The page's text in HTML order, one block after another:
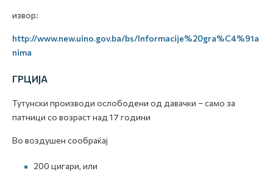
извор:
http://www.new.uino.gov.ba/bs/Informacije%20gra%C4%91a
nima
ГРЦИЈА
Тутунски производи ослободени од давачки – само за
патници со возраст над 17 години
Во воздушен сообраќај
200 цигари, или